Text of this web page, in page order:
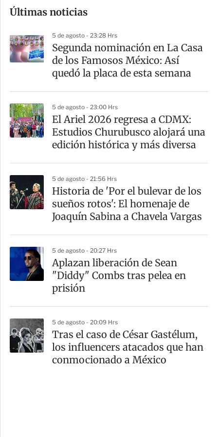
m
a
r
Últimas noticias
5 de agosto - 23:28 Hrs
Segunda nominación en La Casa
de los Famosos México: Así
quedó la placa de esta semana
5 de agosto - 23:00 Hrs
El Ariel 2026 regresa a CDMX:
Estudios Churubusco alojará una
edición histórica y más diversa
5 de agosto - 21:56 Hrs
Historia de 'Por el bulevar de los
sueños rotos': El homenaje de
Joaquín Sabina a Chavela Vargas
5 de agosto - 20:27 Hrs
Aplazan liberación de Sean
"Diddy" Combs tras pelea en
prisión
5 de agosto - 20:09 Hrs
Tras el caso de César Gastélum,
los influencers atacados que han
conmocionado a México